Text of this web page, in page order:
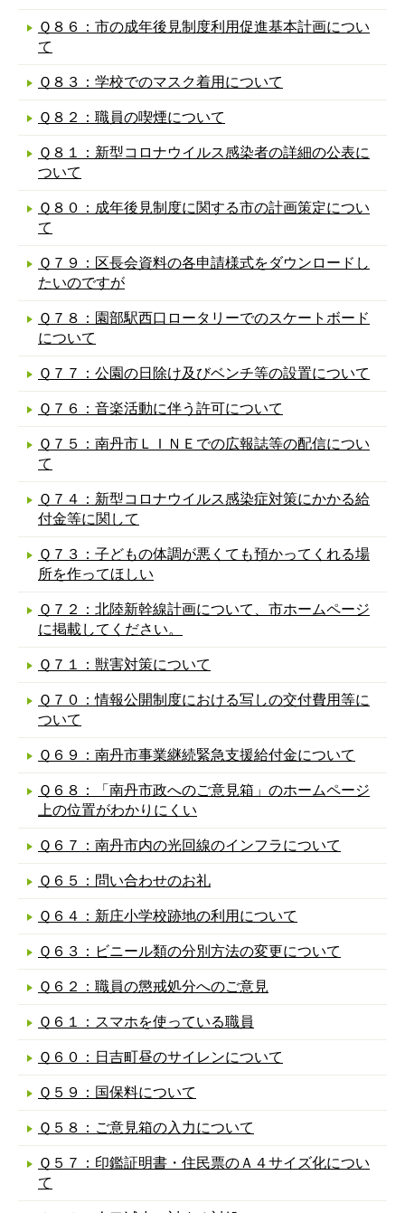
Ｑ８６：市の成年後見制度利用促進基本計画につい
て
Ｑ８３：学校でのマスク着用について
Ｑ８２：職員の喫煙について
Ｑ８１：新型コロナウイルス感染者の詳細の公表に
ついて
Ｑ８０：成年後見制度に関する市の計画策定につい
て
Ｑ７９：区長会資料の各申請様式をダウンロードし
たいのですが
Ｑ７８：園部駅西口ロータリーでのスケートボード
について
Ｑ７７：公園の日除け及びベンチ等の設置について
Ｑ７６：音楽活動に伴う許可について
Ｑ７５：南丹市ＬＩＮＥでの広報誌等の配信につい
て
Ｑ７４：新型コロナウイルス感染症対策にかかる給
付金等に関して
Ｑ７３：子どもの体調が悪くても預かってくれる場
所を作ってほしい
Ｑ７２：北陸新幹線計画について、市ホームページ
に掲載してください。
Ｑ７１：獣害対策について
Ｑ７０：情報公開制度における写しの交付費用等に
ついて
Ｑ６９：南丹市事業継続緊急支援給付金について
Ｑ６８：「南丹市政へのご意見箱」のホームページ
上の位置がわかりにくい
Ｑ６７：南丹市内の光回線のインフラについて
Ｑ６５：問い合わせのお礼
Ｑ６４：新庄小学校跡地の利用について
Ｑ６３：ビニール類の分別方法の変更について
Ｑ６２：職員の懲戒処分へのご意見
Ｑ６１：スマホを使っている職員
Ｑ６０：日吉町昼のサイレンについて
Ｑ５９：国保料について
Ｑ５８：ご意見箱の入力について
Ｑ５７：印鑑証明書・住民票のＡ４サイズ化につい
て